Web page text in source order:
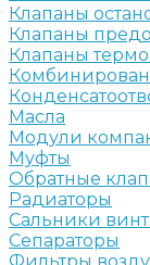
Клапаны
Клапаны
Клапаны
Масла
Модули
Муфты
Обратные
Радиаторы
Сальники
Сепараторы